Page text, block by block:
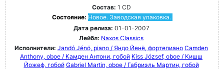
Состав: 1 CD
Состояние: Новое. Заводская упаковка.
Дата релиза: 01-01-2007
Лейбл: Naxos Classics
Исполнители: Jandó Jénö, piano / Яндо Йенё, фортепиано Camden
Anthony, oboe / Камден Антони, гобой Kiss József, oboe / Кишш
Йожеф, гобой Gabriel Martin, oboe / Габриэль Мартин, гобой